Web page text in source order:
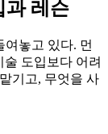
과 레슨
놓고 있다. 먼
도입보다 어려
기고, 무엇을 사